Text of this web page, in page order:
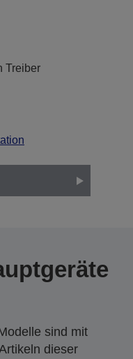
Treiber
sind mit
dieser